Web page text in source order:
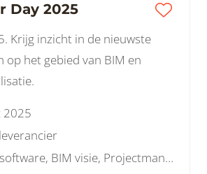
Day 2025
Krijg inzicht in de nieuwste
op het gebied van BIM en
2025
3D , BIM software, BIM visie, Projectmanagement